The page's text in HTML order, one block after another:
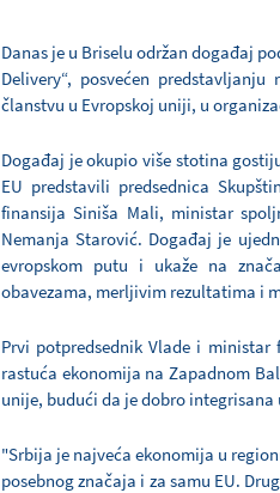
Danas je u Briselu održan događaj
Delivery“, posvećen
članstvu u Evropskoj uniji, u
Događaj je okupio više stotina
EU predstavili predsednica
finansija Siniša Mali, ministar
Nemanja Starović. Događaj je
evropskom putu i ukaže na
obavezama, merljivim rezultatima i
Prvi potpredsednik Vlade i
rastuća ekonomija na Zapadnom
unije, budući da je dobro integrisana
"Srbija je najveća ekonomija u
posebnog značaja i za samu EU.